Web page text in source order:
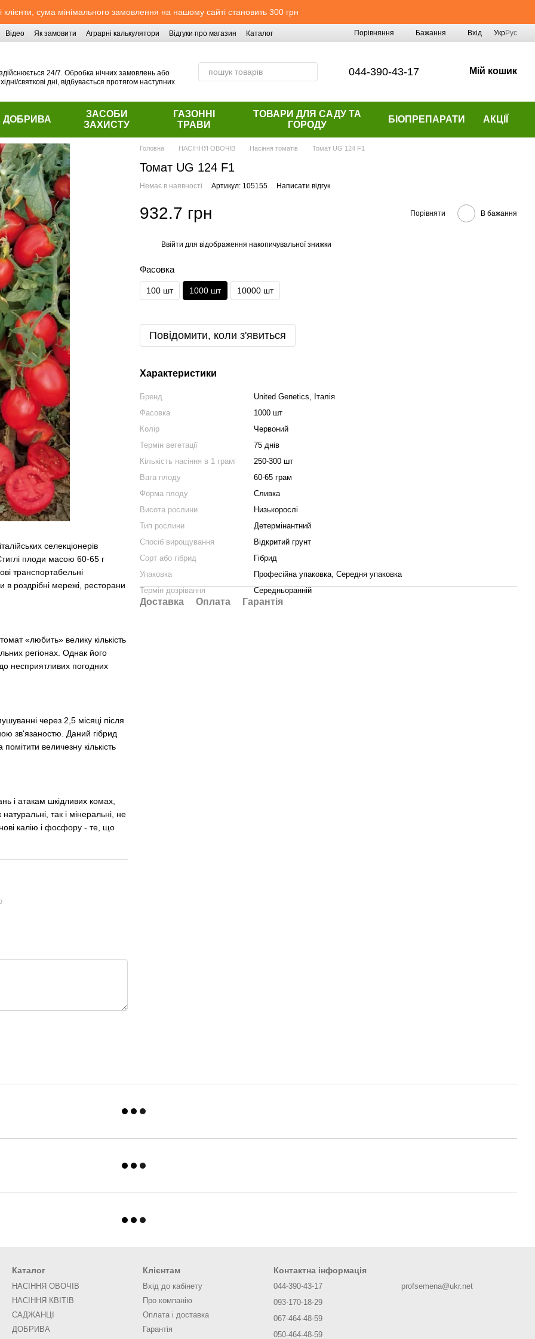
клієнти, сума мінімального замовлення на нашому сайті становить 300 грн
Відео Як замовити Аграрні калькулятори Відгуки про магазин Каталог Порівняння Бажання Вхід УкрРус
24/7. Обробка нічних замовлень або
святкові дні, відбувається протягом наступних
044-390-43-17 Мій кошик
ДОБРИВА
ЗАСОБИ
ЗАХИСТУ
ГАЗОННІ
ТРАВИ
ТОВАРИ ДЛЯ САДУ ТА
ГОРОДУ
БІОПРЕПАРАТИ АКЦІЇ
селекціонерів
плоди масою 60-65 г
транспортабельні
в роздрібні мережі, ресторани
«любить» велику кількість
регіонах. Однак його
до несприятливих погодних
через 2,5 місяці після
зв'язаностю. Даний гібрид
величезну кількість
і атакам шкідливих комах,
так і мінеральні, не
калію і фосфору - те, що
Головна НАСІННЯ ОВОЧІВ Насіння томатів Томат UG 124 F1
Томат UG 124 F1
Немає в наявності Артикул: 105155 Написати відгук
932.7 грн Порівняти В бажання
Ввійти для відображення накопичувальної знижки
Фасовка
100 шт 1000 шт 10000 шт
Повідомити, коли з'явиться
Характеристики
Бренд
United Genetics, Італія
Фасовка
1000 шт
Колір
Червоний
Термін вегетації
75 днів
Кількість насіння в 1 грамі
250-300 шт
Вага плоду
60-65 грам
Форма плоду
Сливка
Висота рослини
Низькорослі
Тип рослини
Детермінантний
Спосіб вирощування
Відкритий грунт
Сорт або гібрид
Гібрид
Упаковка
Професійна упаковка, Середня упаковка
Термін дозрівання
Середньоранній
Доставка Оплата Гарантія
Каталог
НАСІННЯ ОВОЧІВ
НАСІННЯ КВІТІВ
САДЖАНЦІ
ДОБРИВА
Клієнтам
Вхід до кабінету
Про компанію
Оплата і доставка
Гарантія
Контактна інформація
044-390-43-17
093-170-18-29
067-464-48-59
050-464-48-59
profsemena@ukr.net